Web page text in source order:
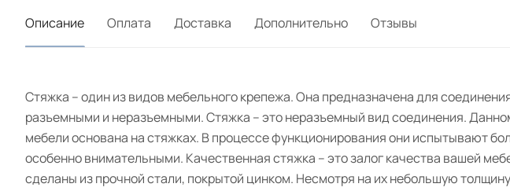
Описание Оплата Доставка Дополнительно Отзывы
Стяжка – один из видов мебельного крепежа. Она предназначена для
разъемными и неразъемными. Стяжка – это неразъемный вид соединения.
мебели основана на стяжках. В процессе функционирования они испытывают
особенно внимательными. Качественная стяжка – это залог качества вашей
сделаны из прочной стали, покрытой цинком. Несмотря на их небольшую